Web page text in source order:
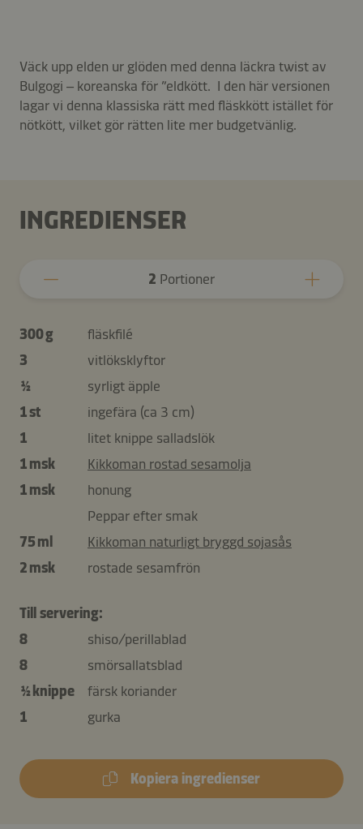
Väck upp elden ur glöden med denna läckra twist av
Bulgogi – koreanska för ”eldkött. I den här versionen
lagar vi denna klassiska rätt med fläskkött istället för
nötkött, vilket gör rätten lite mer budgetvänlig.
INGREDIENSER
2 Portioner
300 g
fläskfilé
3
vitlöksklyftor
½
syrligt äpple
1 st
ingefära (ca 3 cm)
1
litet knippe salladslök
1 msk
Kikkoman rostad sesamolja
1 msk
honung
Peppar efter smak
75 ml
Kikkoman naturligt bryggd sojasås
2 msk
rostade sesamfrön
Till servering:
8
shiso/perillablad
8
smörsallatsblad
½ knippe
färsk koriander
1
gurka
Kopiera ingredienser